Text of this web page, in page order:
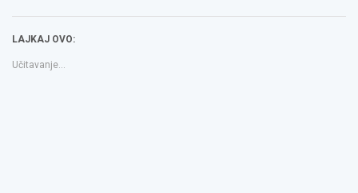
u
prozoru)
u to
LAJKAJ OVO:
Učitavanje...